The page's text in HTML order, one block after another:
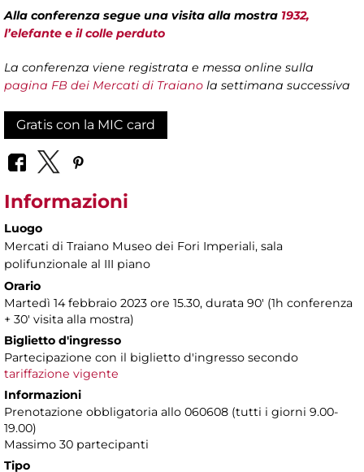
Alla conferenza segue una visita alla mostra 1932,
l’elefante e il colle perduto
La conferenza viene registrata e messa online sulla
pagina FB dei Mercati di Traiano la settimana successiva
Gratis con la MIC card
Informazioni
Luogo
Mercati di Traiano Museo dei Fori Imperiali, sala
polifunzionale al III piano
Orario
Martedì 14 febbraio 2023 ore 15.30, durata 90' (1h conferenza
+ 30' visita alla mostra)
Biglietto d'ingresso
Partecipazione con il biglietto d'ingresso secondo
tariffazione vigente
Informazioni
Prenotazione obbligatoria allo 060608 (tutti i giorni 9.00-
19.00)
Massimo 30 partecipanti
Tipo